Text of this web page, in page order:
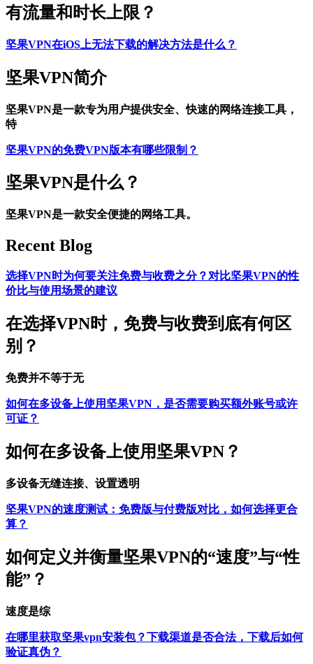
有流量和时长上限？
坚果VPN在iOS上无法下载的解决方法是什么？
坚果VPN简介
坚果VPN是一款专为用户提供安全、快速的网络连接工具，
特
坚果VPN的免费VPN版本有哪些限制？
坚果VPN是什么？
坚果VPN是一款安全便捷的网络工具。
Recent Blog
选择VPN时为何要关注免费与收费之分？对比坚果VPN的性
价比与使用场景的建议
在选择VPN时，免费与收费到底有何区
别？
免费并不等于无
如何在多设备上使用坚果VPN，是否需要购买额外账号或许
可证？
如何在多设备上使用坚果VPN？
多设备无缝连接、设置透明
坚果VPN的速度测试：免费版与付费版对比，如何选择更合
算？
如何定义并衡量坚果VPN的“速度”与“性
能”？
速度是综
在哪里获取坚果vpn安装包？下载渠道是否合法，下载后如何
验证真伪？